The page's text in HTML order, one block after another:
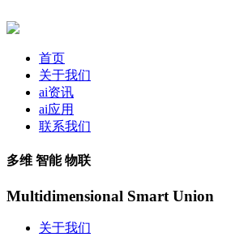
首页
关于我们
ai资讯
ai应用
联系我们
多维 智能 物联
Multidimensional Smart Union
关于我们